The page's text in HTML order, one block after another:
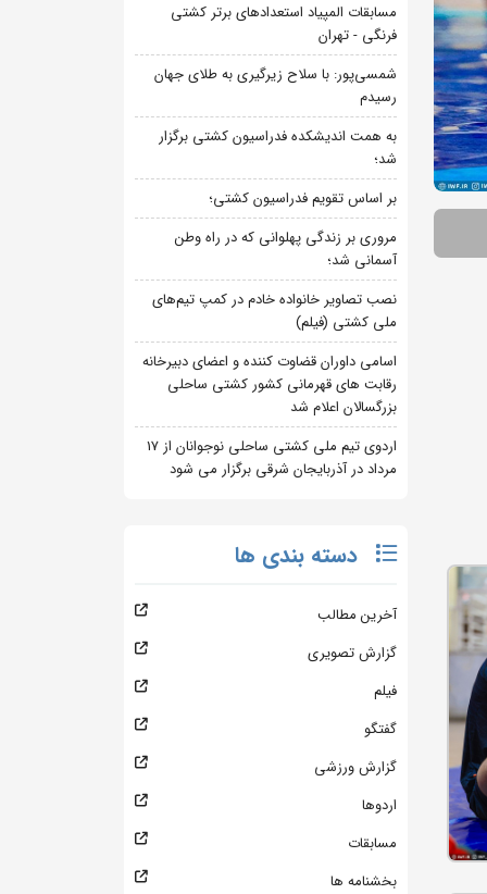
مسابقات المپیاد استعدادهای برتر کشتی
فرنگی - تهران
شمسی‌پور: با سلاح زیرگیری به طلای جهان
رسیدم
به همت اندیشکده فدراسیون کشتی برگزار
شد؛
بر اساس تقویم فدراسیون کشتی؛
مروری بر زندگی پهلوانی که در راه وطن
آسمانی شد؛
نصب تصاویر خانواده خادم در کمپ تیم‌های
ملی کشتی (فیلم)
اسامی داوران قضاوت کننده و اعضای دبیرخانه
رقابت های قهرمانی کشور کشتی ساحلی
بزرگسالان اعلام شد
اردوی تیم ملی کشتی ساحلی نوجوانان از 17
مرداد در آذربایجان شرقی برگزار می شود
دسته بندی ها
آخرین مطالب
گزارش تصویری
فیلم
گفتگو
گزارش ورزشی
اردوها
مسابقات
بخشنامه ها